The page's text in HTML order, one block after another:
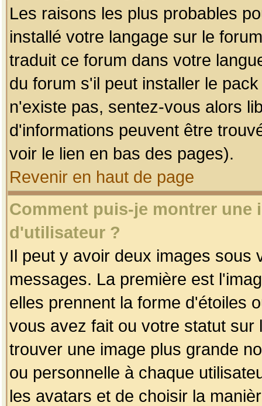
Les raisons les plus probables
installé votre langage sur le
traduit ce forum dans votre
du forum s'il peut installer le
n'existe pas, sentez-vous alors
d'informations peuvent être
voir le lien en bas des pages).
Revenir en haut de page
Comment puis-je montrer une
d'utilisateur ?
Il peut y avoir deux images sous
messages. La première est
elles prennent la forme d'étoiles
vous avez fait ou votre statut
trouver une image plus grande
ou personnelle à chaque
les avatars et de choisir la